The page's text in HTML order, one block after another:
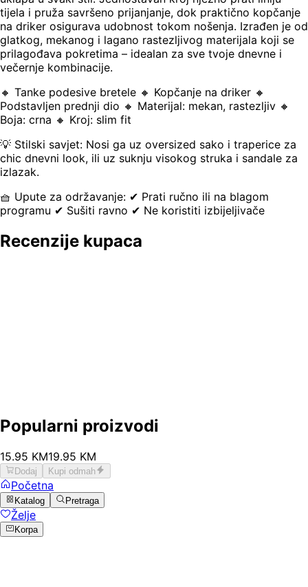
tijela i pruža savršeno prijanjanje, dok praktično kopčanje
na driker osigurava udobnost tokom nošenja. Izrađen je od
glatkog, mekanog i lagano rastezljivog materijala koji se
prilagođava pokretima – idealan za sve tvoje dnevne i
večernje kombinacije.
🔸 Tanke podesive bretele 🔸 Kopčanje na driker 🔸
Podstavljen prednji dio 🔸 Materijal: mekan, rastezljiv 🔸
Boja: crna 🔸 Kroj: slim fit
💡 Stilski savjet: Nosi ga uz oversized sako i traperice za
chic dnevni look, ili uz suknju visokog struka i sandale za
izlazak.
🧺 Upute za održavanje: ✔ Prati ručno ili na blagom
programu ✔ Sušiti ravno ✔ Ne koristiti izbijeljivače
Recenzije kupaca
Popularni proizvodi
15.95 KM19.95 KM
Dodaj Kupi odmah
Početna
Katalog Pretraga
Želje
Korpa